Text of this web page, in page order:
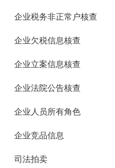
企业税务非正常户核查
企业欠税信息核查
企业立案信息核查
企业法院公告核查
企业人员所有角色
企业竞品信息
司法拍卖